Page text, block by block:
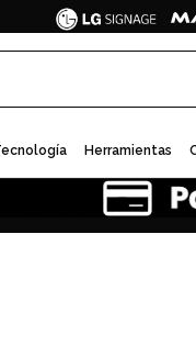
Tecnología Herramientas